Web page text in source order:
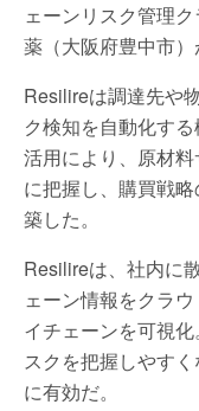
ェーンリスク管理
薬（大阪府豊中市）
Resilireは調達先や
ク検知を自動化す
活用により、原材
に把握し、購買戦
築した。
Resilireは、社内に
ェーン情報をクラ
イチェーンを可視
スクを把握しやす
に有効だ。